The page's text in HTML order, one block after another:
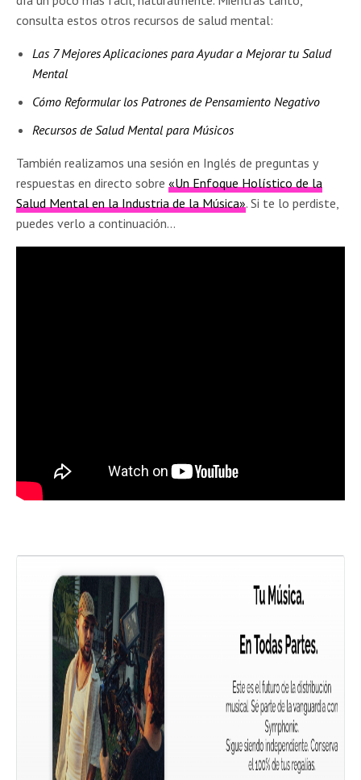
consulta estos otros recursos de salud mental:
Las 7 Mejores Aplicaciones para Ayudar a Mejorar tu Salud
Mental
Cómo Reformular los Patrones de Pensamiento Negativo
Recursos de Salud Mental para Músicos
También realizamos una sesión en Inglés de preguntas y
respuestas en directo sobre«Un Enfoque Holístico de la
Salud Mental en la Industria de la Música». Si te lo perdiste,
puedes verlo a continuación…